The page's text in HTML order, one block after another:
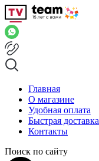
Главная
О магазине
Удобная оплата
Быстрая доставка
Контакты
Поиск по сайту